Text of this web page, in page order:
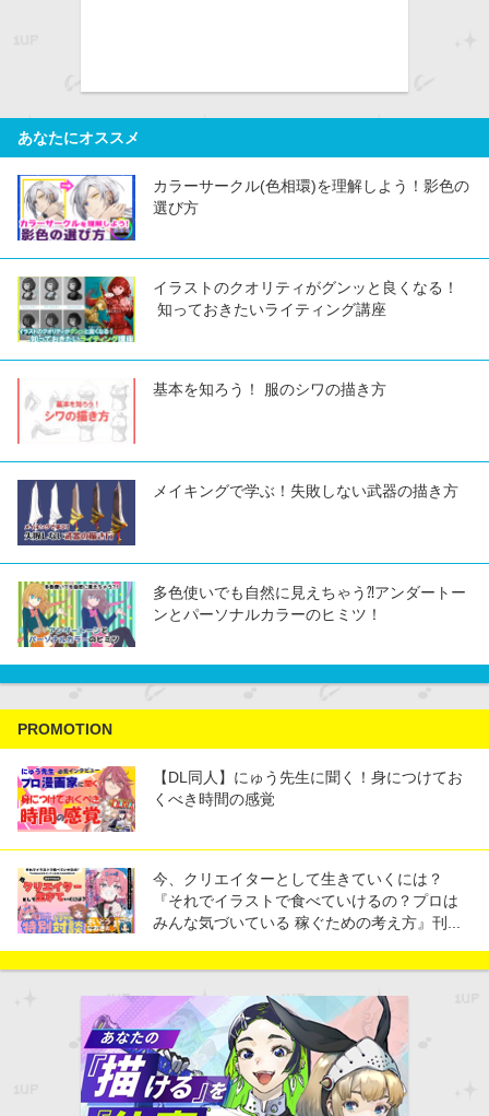
あなたにオススメ
カラーサークル(色相環)を理解しよう！影色の
選び方
イラストのクオリティがグンッと良くなる！
知っておきたいライティング講座
基本を知ろう！ 服のシワの描き方
メイキングで学ぶ！失敗しない武器の描き方
多色使いでも自然に見えちゃう⁈アンダートー
ンとパーソナルカラーのヒミツ！
PROMOTION
【DL同人】にゅう先生に聞く！身につけてお
くべき時間の感覚
今、クリエイターとして生きていくには？
『それでイラストで食べていけるの？プロは
みんな気づいている 稼ぐための考え方』刊...